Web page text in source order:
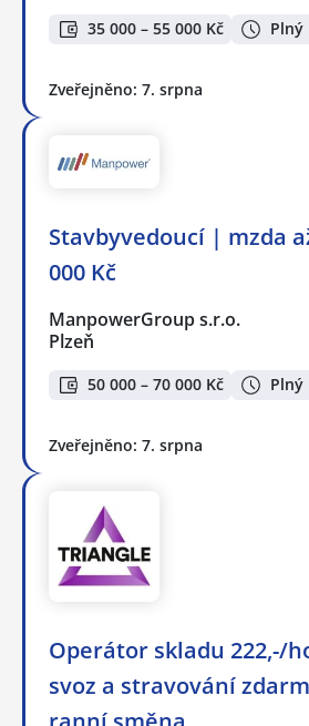
35 000 – 55 000 Kč Plný
Zveřejněno: 7. srpna
Stavbyvedoucí | mzda
000 Kč
ManpowerGroup s.r.o.
Plzeň
50 000 – 70 000 Kč Plný
Zveřejněno: 7. srpna
Operátor skladu 222,-/
svoz a stravování